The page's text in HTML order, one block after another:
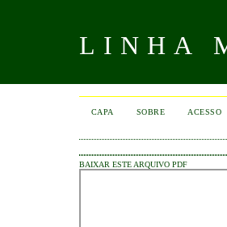
LINHA
CAPA SOBRE ACESSO
BAIXAR ESTE ARQUIVO PDF